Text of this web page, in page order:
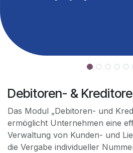
Debitoren- &
Das Modul „Debitoren- und
ermöglicht Unternehmen eine
Verwaltung von Kunden- und
die Vergabe individueller